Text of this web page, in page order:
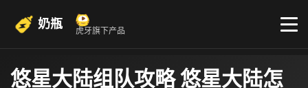
奶瓶 虎牙旗下产品
悠星大陆组队攻略 悠星大陆怎